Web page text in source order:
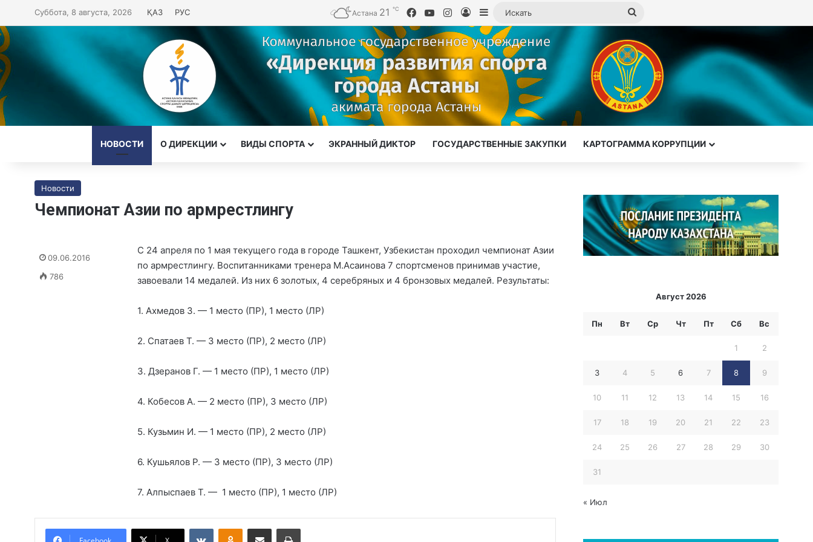
Суббота, 8 августа, 2026 ҚАЗ РУС Астана 21 ℃ Facebook
YouTubeInstagram
ВойтиSidebar
НОВОСТИ О ДИРЕКЦИИ ВИДЫ СПОРТА ЭКРАННЫЙ ДИКТОР ГОСУДАРСТВЕННЫЕ ЗАКУПКИ КАРТОГРАММА КОРРУПЦИИ
Новости
Чемпионат Азии по армрестлингу
С 24 апреля по 1 мая текущего года в городе Ташкент, Узбекистан проходил чемпионат Азии
по армрестлингу. Воспитанниками тренера М.Асаинова 7 спортсменов принимав участие,
завоевали 14 медалей. Из них 6 золотых, 4 серебряных и 4 бронзовых медалей. Результаты:
1. Ахмедов З. — 1 место (ПР), 1 место (ЛР)
2. Спатаев Т. — 3 место (ПР), 2 место (ЛР)
3. Дзеранов Г. — 1 место (ПР), 1 место (ЛР)
4. Кобесов А. — 2 место (ПР), 3 место (ЛР)
5. Кузьмин И. — 1 место (ПР), 2 место (ЛР)
6. Кушьялов Р. — 3 место (ПР), 3 место (ЛР)
7. Алпыспаев Т. — 1 место (ПР), 1 место (ЛР)
09.06.2016
786
Август 2026
Пн Вт Ср Чт Пт Сб Вс
1 2
3 4 5 6 7 8 9
10 11 12 13 14 15 16
17 18 19 20 21 22 23
24 25 26 27 28 29 30
31
« Июл